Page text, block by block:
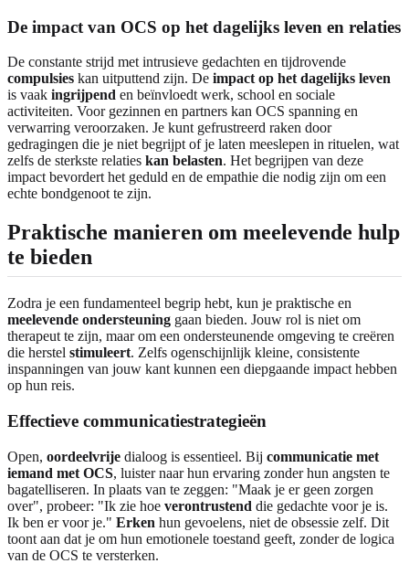
De impact van OCS op het dagelijks leven en relaties
De constante strijd met intrusieve gedachten en tijdrovende
compulsies kan uitputtend zijn. De impact op het dagelijks leven
is vaak ingrijpend en beïnvloedt werk, school en sociale
activiteiten. Voor gezinnen en partners kan OCS spanning en
verwarring veroorzaken. Je kunt gefrustreerd raken door
gedragingen die je niet begrijpt of je laten meeslepen in rituelen, wat
zelfs de sterkste relaties kan belasten. Het begrijpen van deze
impact bevordert het geduld en de empathie die nodig zijn om een
echte bondgenoot te zijn.
Praktische manieren om meelevende hulp
te bieden
Zodra je een fundamenteel begrip hebt, kun je praktische en
meelevende ondersteuning gaan bieden. Jouw rol is niet om
therapeut te zijn, maar om een ondersteunende omgeving te creëren
die herstel stimuleert. Zelfs ogenschijnlijk kleine, consistente
inspanningen van jouw kant kunnen een diepgaande impact hebben
op hun reis.
Effectieve communicatiestrategieën
Open, oordeelvrije dialoog is essentieel. Bij communicatie met
iemand met OCS, luister naar hun ervaring zonder hun angsten te
bagatelliseren. In plaats van te zeggen: "Maak je er geen zorgen
over", probeer: "Ik zie hoe verontrustend die gedachte voor je is.
Ik ben er voor je." Erken hun gevoelens, niet de obsessie zelf. Dit
toont aan dat je om hun emotionele toestand geeft, zonder de logica
van de OCS te versterken.